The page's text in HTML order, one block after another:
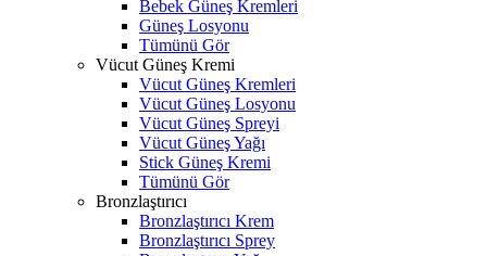
Bebek Güneş Kremleri
Güneş Losyonu
Tümünü Gör
Vücut Güneş Kremi
Vücut Güneş Kremleri
Vücut Güneş Losyonu
Vücut Güneş Spreyi
Vücut Güneş Yağı
Stick Güneş Kremi
Tümünü Gör
Bronzlaştırıcı
Bronzlaştırıcı Krem
Bronzlaştırıcı Sprey